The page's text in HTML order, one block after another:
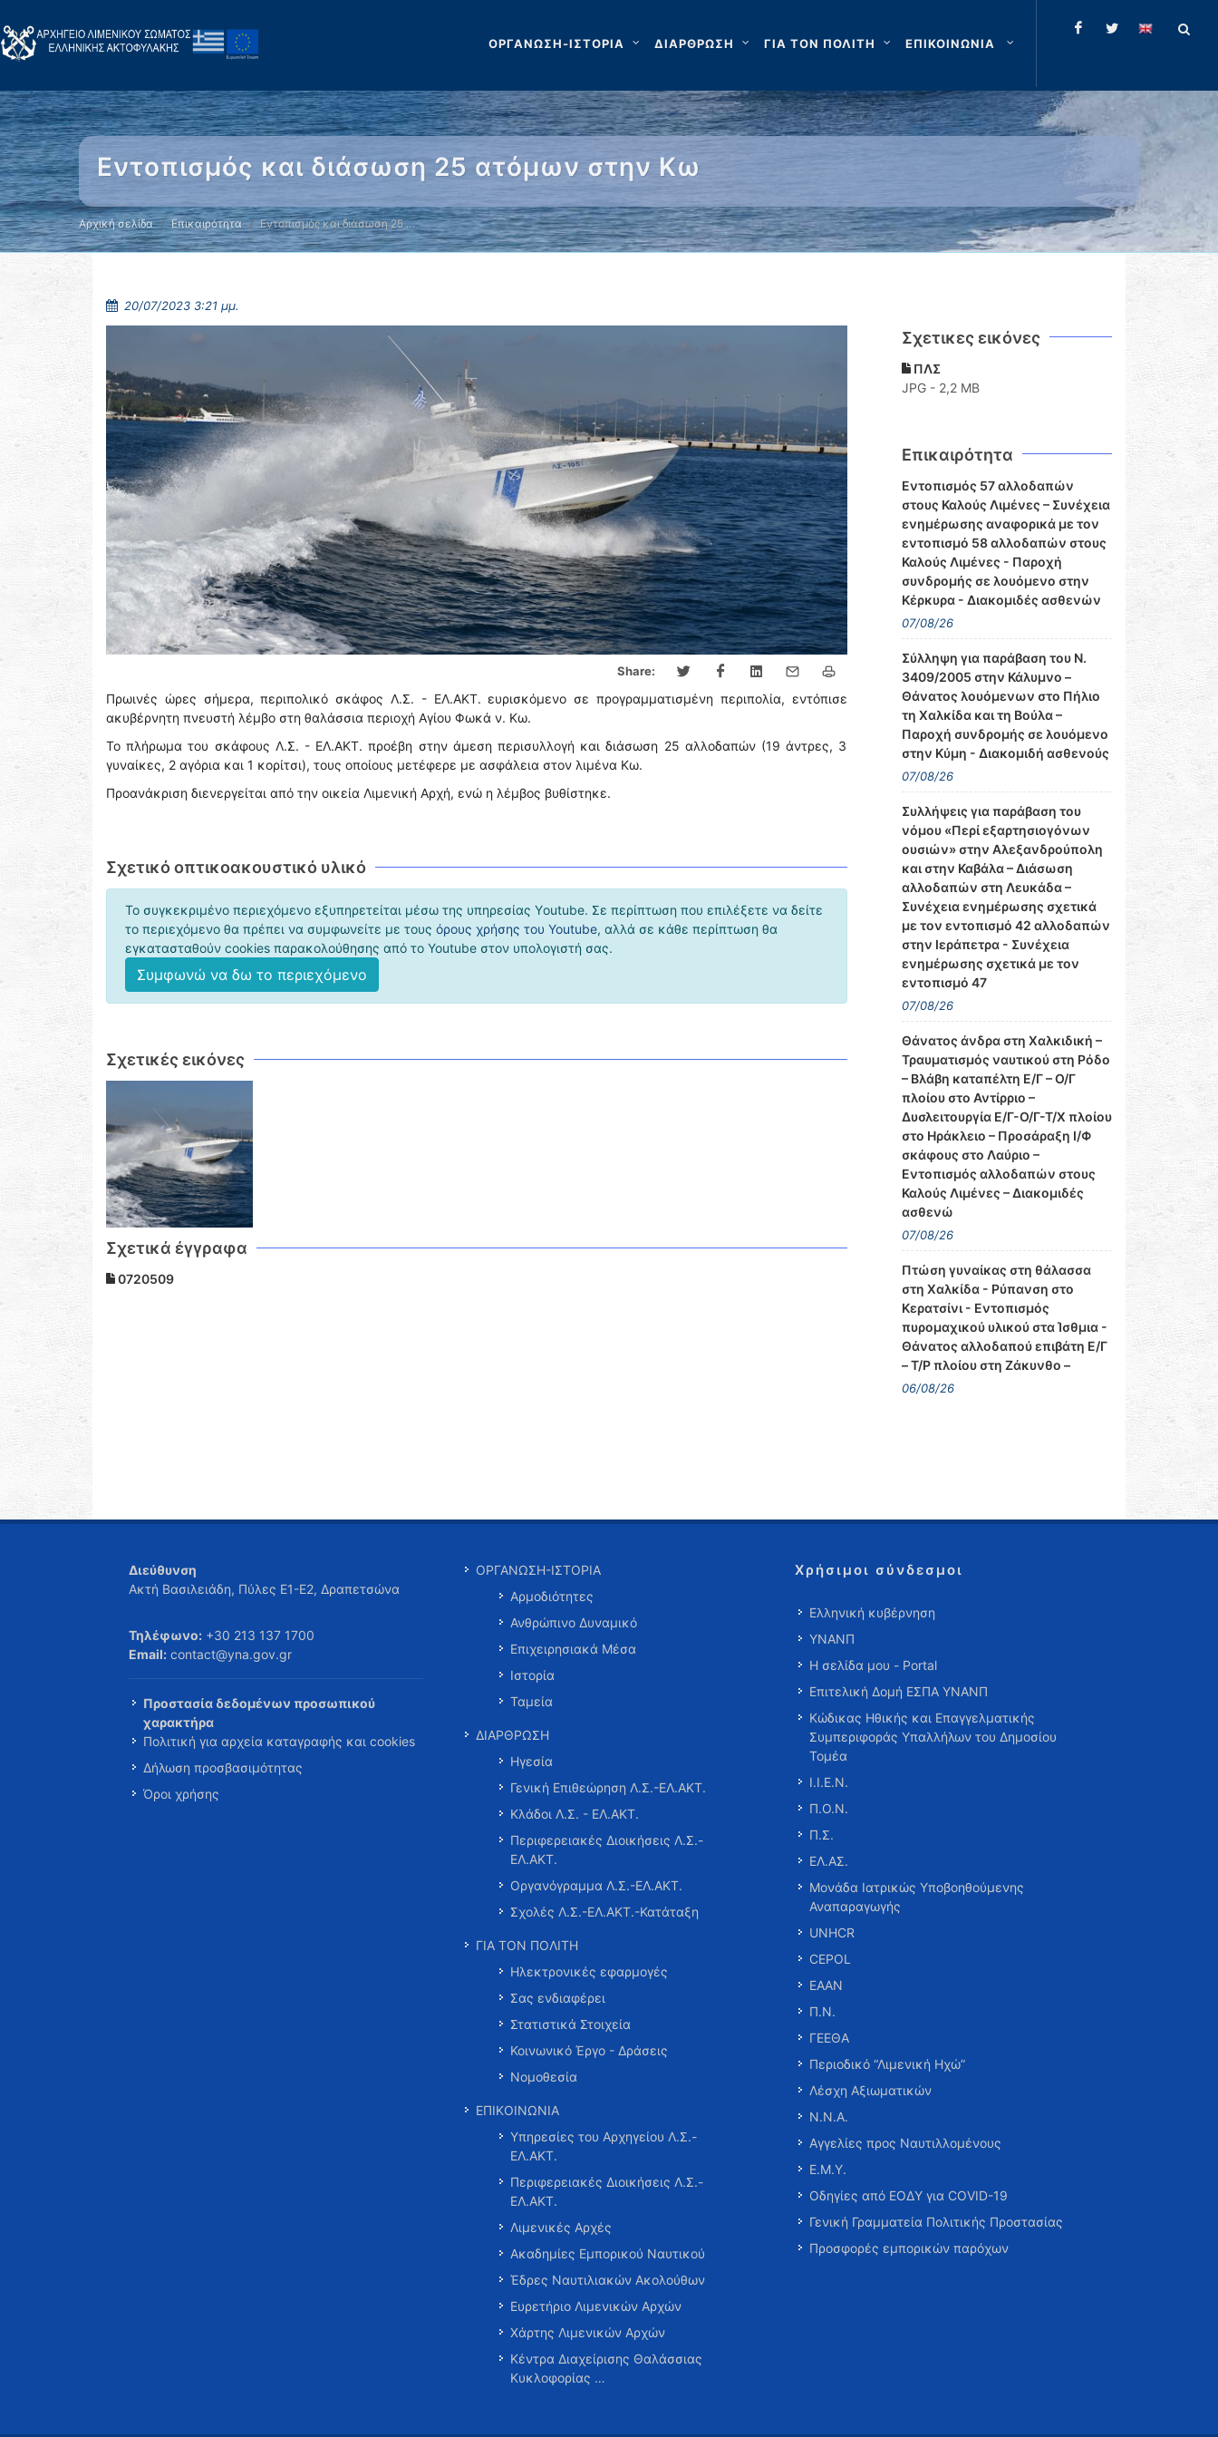
ΟΡΓΑΝΩΣΗ-ΙΣΤΟΡΙΑ ΔΙΑΡΘΡΩΣΗ ΓΙΑ ΤΟΝ ΠΟΛΙΤΗ ΕΠΙΚΟΙΝΩΝΙΑ
Εντοπισμός και διάσωση 25 ατόμων στην Κω
Αρχική σελίδα Επικαιρότητα Εντοπισμός και διάσωση 25 …
20/07/2023 3:21 μμ.
Share:
Πρωινές ώρες σήμερα, περιπολικό σκάφος Λ.Σ. - ΕΛ.ΑΚΤ. ευρισκόμενο σε προγραμματισμένη περιπολία, εντόπισε
ακυβέρνητη πνευστή λέμβο στη θαλάσσια περιοχή Αγίου Φωκά ν. Κω.
Το πλήρωμα του σκάφους Λ.Σ. - ΕΛ.ΑΚΤ. προέβη στην άμεση περισυλλογή και διάσωση 25 αλλοδαπών (19 άντρες, 3
γυναίκες, 2 αγόρια και 1 κορίτσι), τους οποίους μετέφερε με ασφάλεια στον λιμένα Κω.
Προανάκριση διενεργείται από την οικεία Λιμενική Αρχή, ενώ η λέμβος βυθίστηκε.
Σχετικό οπτικοακουστικό υλικό
Το συγκεκριμένο περιεχόμενο εξυπηρετείται μέσω της υπηρεσίας Υoutube. Σε περίπτωση που επιλέξετε να δείτε
το περιεχόμενο θα πρέπει να συμφωνείτε με τους όρους χρήσης του Youtube, αλλά σε κάθε περίπτωση θα
εγκατασταθούν cookies παρακολούθησης από το Youtube στον υπολογιστή σας.
Συμφωνώ να δω το περιεχόμενο
Σχετικές εικόνες
Σχετικά έγγραφα
0720509
Σχετικες εικόνες
ΠΛΣ
JPG - 2,2 MB
Επικαιρότητα
Εντοπισμός 57 αλλοδαπών
στους Καλούς Λιμένες – Συνέχεια
ενημέρωσης αναφορικά με τον
εντοπισμό 58 αλλοδαπών στους
Καλούς Λιμένες - Παροχή
συνδρομής σε λουόμενο στην
Κέρκυρα - Διακομιδές ασθενών
07/08/26
Σύλληψη για παράβαση του Ν.
3409/2005 στην Κάλυμνο –
Θάνατος λουόμενων στο Πήλιο
τη Χαλκίδα και τη Βούλα –
Παροχή συνδρομής σε λουόμενο
στην Κύμη - Διακομιδή ασθενούς
07/08/26
Συλλήψεις για παράβαση του
νόμου «Περί εξαρτησιογόνων
ουσιών» στην Αλεξανδρούπολη
και στην Καβάλα – Διάσωση
αλλοδαπών στη Λευκάδα –
Συνέχεια ενημέρωσης σχετικά
με τον εντοπισμό 42 αλλοδαπών
στην Ιεράπετρα - Συνέχεια
ενημέρωσης σχετικά με τον
εντοπισμό 47
07/08/26
Θάνατος άνδρα στη Χαλκιδική –
Τραυματισμός ναυτικού στη Ρόδο
– Βλάβη καταπέλτη Ε/Γ – Ο/Γ
πλοίου στο Αντίρριο –
Δυσλειτουργία Ε/Γ-Ο/Γ-Τ/Χ πλοίου
στο Ηράκλειο – Προσάραξη Ι/Φ
σκάφους στο Λαύριο –
Εντοπισμός αλλοδαπών στους
Καλούς Λιμένες – Διακομιδές
ασθενώ
07/08/26
Πτώση γυναίκας στη θάλασσα
στη Χαλκίδα - Ρύπανση στο
Κερατσίνι - Εντοπισμός
πυρομαχικού υλικού στα Ίσθμια -
Θάνατος αλλοδαπού επιβάτη Ε/Γ
– Τ/Ρ πλοίου στη Ζάκυνθο –
06/08/26
Διεύθυνση
Ακτή Βασιλειάδη, Πύλες Ε1-Ε2, Δραπετσώνα
Τηλέφωνο: +30 213 137 1700
Email: contact@yna.gov.gr
Προστασία δεδομένων προσωπικού
χαρακτήρα
Πολιτική για αρχεία καταγραφής και cookies
Δήλωση προσβασιμότητας
Όροι χρήσης
ΟΡΓΑΝΩΣΗ-ΙΣΤΟΡΙΑ
Αρμοδιότητες
Ανθρώπινο Δυναμικό
Επιχειρησιακά Μέσα
Ιστορία
Ταμεία
ΔΙΑΡΘΡΩΣΗ
Ηγεσία
Γενική Επιθεώρηση Λ.Σ.-ΕΛ.ΑΚΤ.
Κλάδοι Λ.Σ. - ΕΛ.ΑΚΤ.
Περιφερειακές Διοικήσεις Λ.Σ.-
ΕΛ.ΑΚΤ.
Οργανόγραμμα Λ.Σ.-ΕΛ.ΑΚΤ.
Σχολές Λ.Σ.-ΕΛ.ΑΚΤ.-Κατάταξη
ΓΙΑ ΤΟΝ ΠΟΛΙΤΗ
Ηλεκτρονικές εφαρμογές
Σας ενδιαφέρει
Στατιστικά Στοιχεία
Κοινωνικό Έργο - Δράσεις
Νομοθεσία
ΕΠΙΚΟΙΝΩΝΙΑ
Υπηρεσίες του Αρχηγείου Λ.Σ.-
ΕΛ.ΑΚΤ.
Περιφερειακές Διοικήσεις Λ.Σ.-
ΕΛ.ΑΚΤ.
Λιμενικές Αρχές
Ακαδημίες Εμπορικού Ναυτικού
Έδρες Ναυτιλιακών Ακολούθων
Ευρετήριο Λιμενικών Αρχών
Χάρτης Λιμενικών Αρχών
Κέντρα Διαχείρισης Θαλάσσιας
Κυκλοφορίας …
Χρήσιμοι σύνδεσμοι
Ελληνική κυβέρνηση
ΥΝΑΝΠ
Η σελίδα μου - Portal
Επιτελική Δομή ΕΣΠΑ ΥΝΑΝΠ
Κώδικας Ηθικής και Επαγγελματικής
Συμπεριφοράς Υπαλλήλων του Δημοσίου
Τομέα
Ι.Ι.Ε.Ν.
Π.Ο.Ν.
Π.Σ.
ΕΛ.ΑΣ.
Μονάδα Ιατρικώς Υποβοηθούμενης
Αναπαραγωγής
UNHCR
CEPOL
ΕΑΑΝ
Π.Ν.
ΓΕΕΘΑ
Περιοδικό “Λιμενική Ηχώ”
Λέσχη Αξιωματικών
Ν.Ν.Α.
Αγγελίες προς Ναυτιλλομένους
Ε.Μ.Υ.
Οδηγίες από ΕΟΔΥ για COVID-19
Γενική Γραμματεία Πολιτικής Προστασίας
Προσφορές εμπορικών παρόχων